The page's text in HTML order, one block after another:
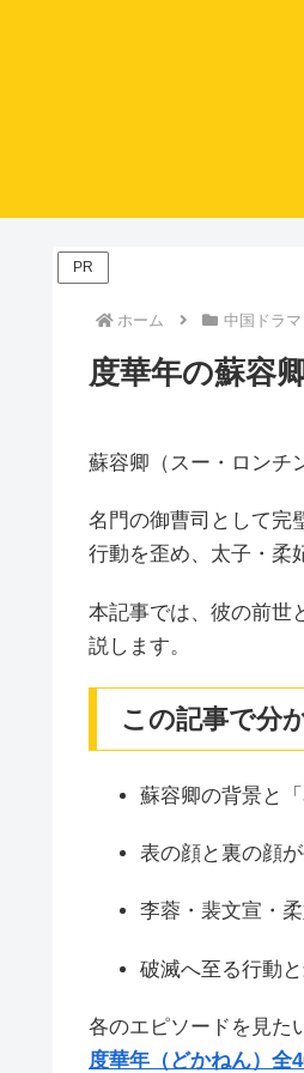
PR
ホーム 中国ドラ
度華年の蘇容
蘇容卿（スー・ロンチ
名門の御曹司として完
行動を歪め、太子・柔
本記事では、彼の前世
説します。
この記事で分
蘇容卿の背景と
表の顔と裏の顔
李蓉・裴文宣・
破滅へ至る行動
各のエピソードを見た
度華年（どかねん）全